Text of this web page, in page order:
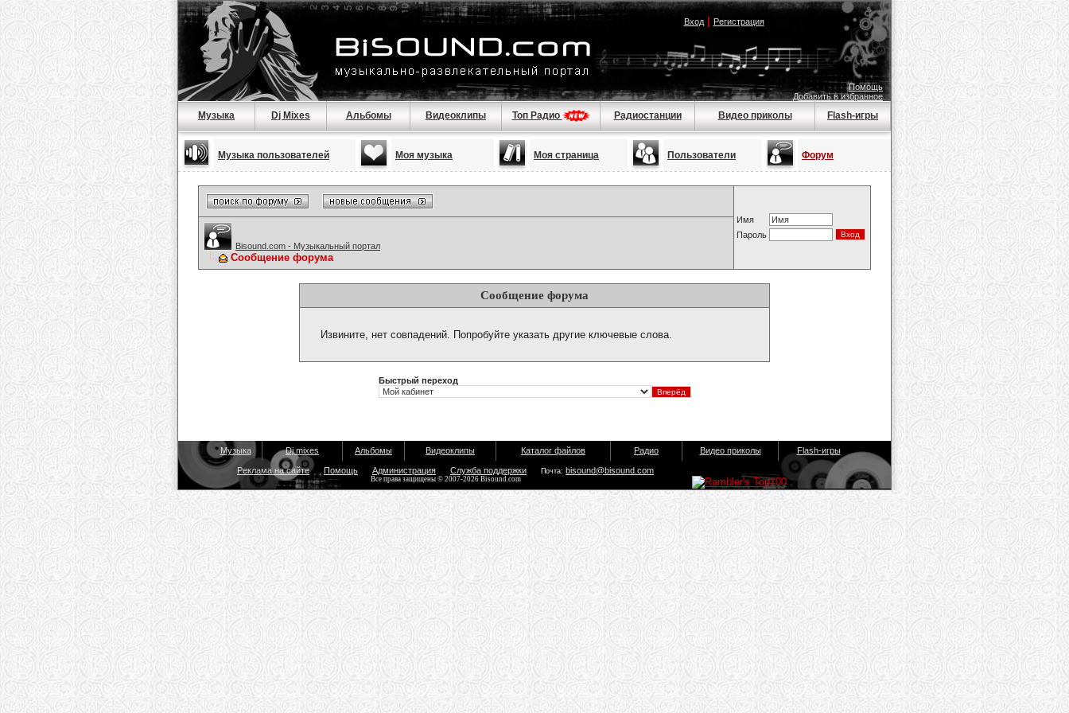
Вход| Регистрация
Помощь
Добавить в избранное
Музыка Dj Mixes Альбомы Видеоклипы Топ Радио Радиостанции Видео приколы Flash-игры
Музыка пользователей Моя музыка Моя страница Пользователи Форум
Имя
Пароль
Bisound.com - Музыкальный портал
Сообщение форума
Сообщение форума
Извините, нет совпадений. Попробуйте указать другие ключевые слова.
Быстрый переход
Музыка Dj mixes Альбомы Видеоклипы Каталог файлов Радио Видео приколы Flash-игры
Реклама на сайте Помощь Администрация Служба поддержки Почта: bisound@bisound.com
Все права защищены © 2007-2026 Bisound.com